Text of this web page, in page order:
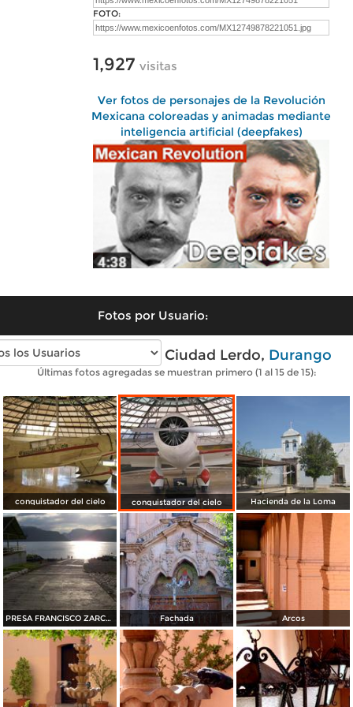
FOTO:
1,927 visitas
Ver fotos de personajes de la Revolución
Mexicana coloreadas y animadas mediante
inteligencia artificial (deepfakes)
Fotos por Usuario:
Fotos modernas de Ciudad Lerdo, Durango
Últimas fotos agregadas se muestran primero (1 al 15 de 15):
conquistador del cielo conquistador del cielo Hacienda de la Loma
PRESA FRANCISCO ZARCO ATARDECER Fachada Arcos